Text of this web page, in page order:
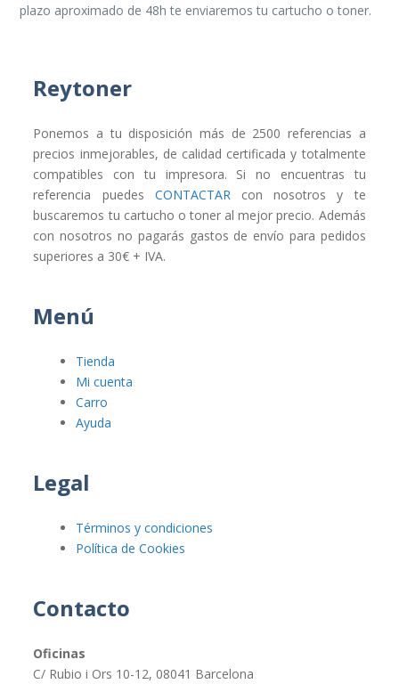
plazo aproximado de 48h te enviaremos tu cartucho o toner.
Reytoner
Ponemos a tu disposición más de 2500 referencias a
precios inmejorables, de calidad certificada y totalmente
compatibles con tu impresora. Si no encuentras tu
referencia puedes CONTACTARcon nosotros y te
buscaremos tu cartucho o toner al mejor precio. Además
con nosotros no pagarás gastos de envío para pedidos
superiores a 30€ + IVA.
Menú
Tienda
Mi cuenta
Carro
Ayuda
Legal
Términos y condiciones
Política de Cookies
Contacto
Oficinas
C/ Rubio i Ors 10-12, 08041 Barcelona